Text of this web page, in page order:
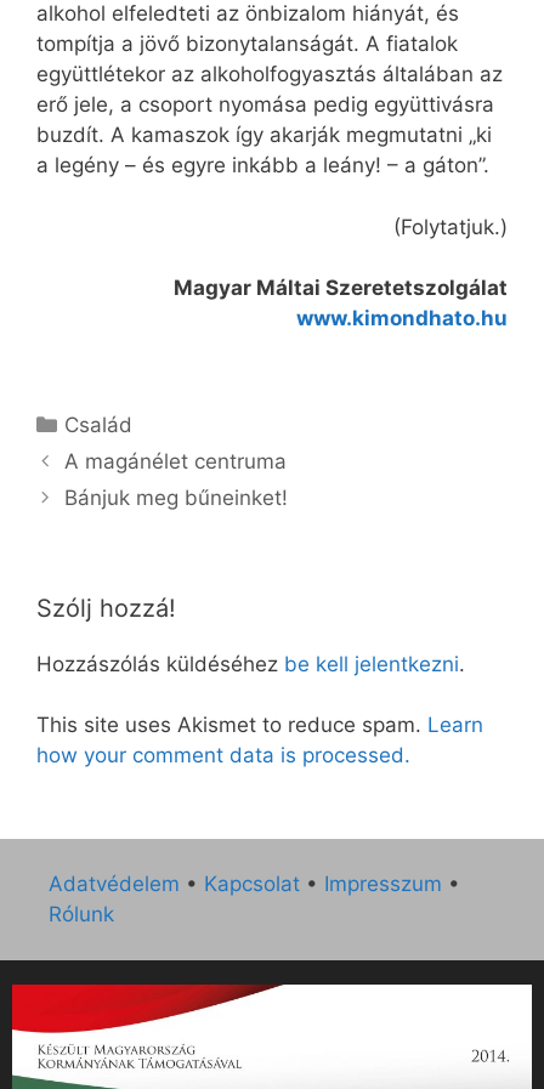
alkohol elfeledteti az önbizalom hiányát, és
tompítja a jövő bizonytalanságát. A fiatalok
együttlétekor az alkoholfogyasztás általában az
erő jele, a csoport nyomása pedig együttivásra
buzdít. A kamaszok így akarják megmutatni „ki
a legény – és egyre inkább a leány! – a gáton”.
(Folytatjuk.)
Magyar Máltai Szeretetszolgálat
www.kimondhato.hu
Kategória
Család
A magánélet centruma
Bánjuk meg bűneinket!
Szólj hozzá!
Hozzászólás küldéséhez be kell jelentkezni.
This site uses Akismet to reduce spam. Learn
how your comment data is processed.
Adatvédelem • Kapcsolat • Impresszum •
Rólunk